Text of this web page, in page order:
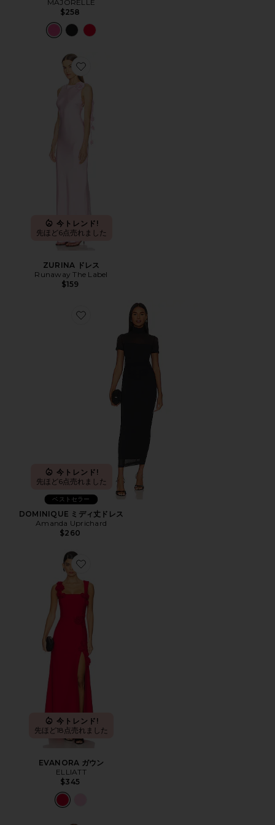
MAJORELLE
$258
Favorite ZURINA ドレス
今トレンド!
先ほど6点売れました
ZURINA ドレス
Runaway The Label
$159
Favorite DOMINIQUE ミディ丈ドレス
今トレンド!
先ほど6点売れました
ベストセラー
DOMINIQUE ミディ丈ドレス
Amanda Uprichard
$260
Favorite EVANORA ガウン
今トレンド!
先ほど18点売れました
EVANORA ガウン
ELLIATT
$345